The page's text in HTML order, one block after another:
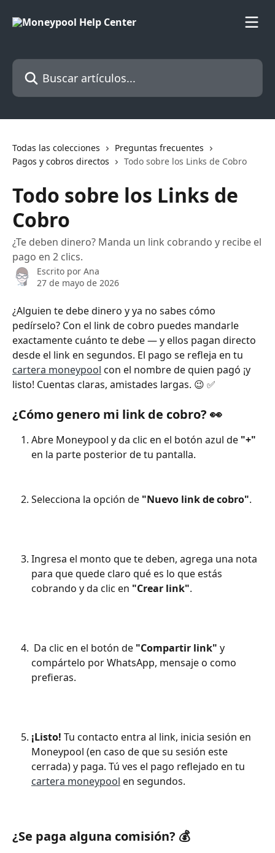
Buscar artículos...
Todas las colecciones
Preguntas frecuentes
Pagos y cobros directos
Todo sobre los Links de Cobro
Todo sobre los Links de
Cobro
¿Te deben dinero? Manda un link cobrando y recibe el
pago en 2 clics.
Escrito por Ana
27 de mayo de 2026
¿Alguien te debe dinero y ya no sabes cómo
pedírselo? Con el link de cobro puedes mandarle
exactamente cuánto te debe — y ellos pagan directo
desde el link en segundos. El pago se refleja en tu
cartera moneypool con el nombre de quien pagó ¡y
listo! Cuentas claras, amistades largas. 😉 ✅
¿Cómo genero mi link de cobro? 👀
Abre Moneypool y da clic en el botón azul de "+"
en la parte posterior de tu pantalla.
Selecciona la opción de "Nuevo link de cobro".
Ingresa el monto que te deben, agrega una nota
para que quede claro qué es lo que estás
cobrando y da clic en "Crear link".
Da clic en el botón de "Compartir link" y
compártelo por WhatsApp, mensaje o como
prefieras.
¡Listo! Tu contacto entra al link, inicia sesión en
Moneypool (en caso de que su sesión este
cerrada) y paga. Tú ves el pago reflejado en tu
cartera moneypool en segundos.
¿Se paga alguna comisión? 💰